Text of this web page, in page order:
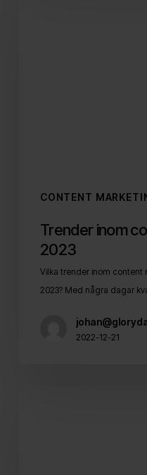
CONTENT
Trender inom
2023
Vilka trender inom content
2023? Med några dagar
2022-12-21